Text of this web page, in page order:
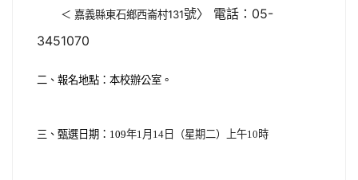
＜ 嘉義縣東石鄉西崙村131號〉 電話：05-
3451070
二、報名地點：本校辦公室。
三、甄選日期：109年1 月 14 日（星期二）上午10時